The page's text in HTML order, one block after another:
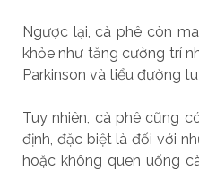
Ngược lại, cà phê còn
khỏe như tăng cường trí
Parkinson và tiểu đường
Tuy nhiên, cà phê cũng
định, đặc biệt là đối với
hoặc không quen uống